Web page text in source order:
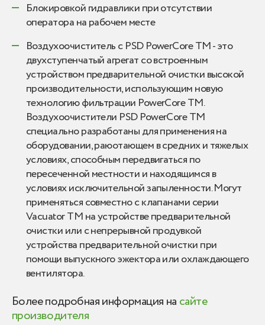
Блокировкой гидравлики при отсутствии
оператора на рабочем месте
Воздухоочиститель с PSD PowerCore TM - это
двухступенчатый агрегат со встроенным
устройством предварительной очистки высокой
производительности, использующим новую
технологию фильтрации PowerCore TM.
Воздухоочистители PSD PowerCore TM
специально разработаны для применения на
оборудовании, раюотающем в средних и тяжелых
условиях, способным передвигаться по
пересеченной местности и находящимся в
условиях исключительной запыленности. Могут
применяться совместно с клапанами серии
Vacuator TM на устройстве предварительной
очистки или с непрерывной продувкой
устройства предварительной очистки при
помощи выпускного эжектора или охлаждающего
вентилятора.
Более подробная информация на сайте
производителя